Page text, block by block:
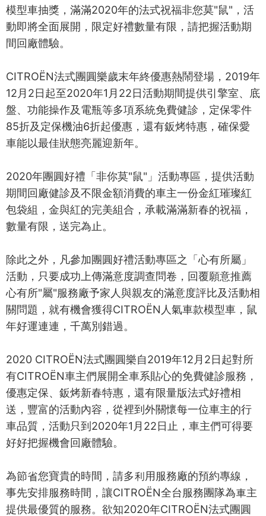
模型車抽獎，滿滿2020年的法式祝福非您莫"鼠"，活
動即將全面展開，限定好禮數量有限，請把握活動期
間回廠體驗。
CITROËN法式團圓樂歲末年終優惠熱鬧登場，2019年
12月2日起至2020年1月22日活動期間提供引擎室、底
盤、功能操作及電瓶等多項系統免費健診，定保零件
85折及定保機油6折起優惠，還有鈑烤特惠，確保愛
車能以最佳狀態亮麗迎新年。
2020年團圓好禮「非你莫"鼠"」活動專區，提供活動
期間回廠健診及不限金額消費的車主一份金紅璀璨紅
包袋組，金與紅的完美組合，承載滿滿新春的祝福，
數量有限，送完為止。
除此之外，凡參加團圓好禮活動專區之「心有所屬」
活動，只要成功上傳滿意度調查問卷，回覆願意推薦
心有所"屬"服務廠予家人與親友的滿意度評比及活動相
關問題，就有機會獲得CITROËN人氣車款模型車，鼠
年好運連連，千萬別錯過。
2020 CITROËN法式團圓樂自2019年12月2日起對所
有CITROËN車主們展開全車系貼心的免費健診服務，
優惠定保、鈑烤新春特惠，還有限量版法式好禮相
送，豐富的活動內容，從裡到外關懷每一位車主的行
車品質，活動只到2020年1月22日止，車主們可得要
好好把握機會回廠體驗。
為節省您寶貴的時間，請多利用服務廠的預約專線，
事先安排服務時間，讓CITROËN全台服務團隊為車主
提供最優質的服務。欲知2020年CITROËN法式團圓